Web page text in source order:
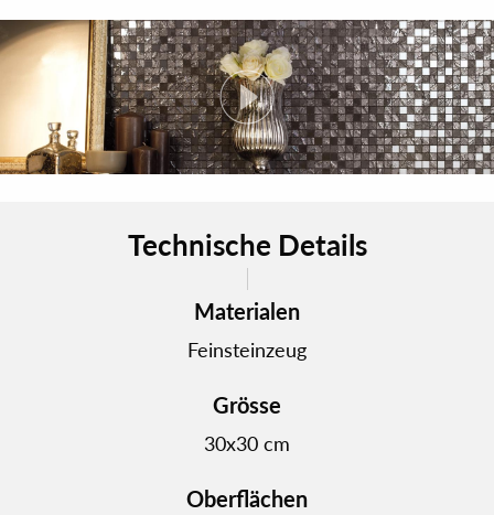
Technische Details
Materialen
Feinsteinzeug
Grösse
30x30 cm
Oberflächen